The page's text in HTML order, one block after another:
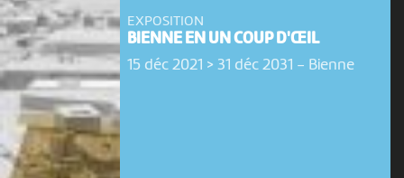
EXPOSITION
BIENNE EN UN COUP D'ŒIL
15 déc 2021 > 31 déc 2031 - Bienne